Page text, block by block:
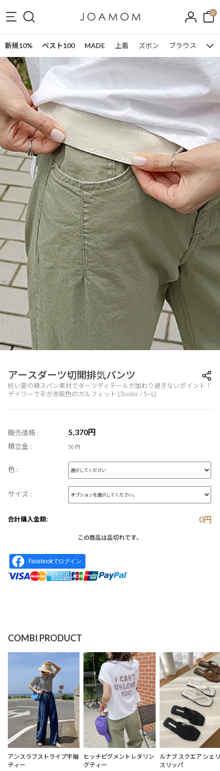
0
新規10% ベスト100 MADE 上着 ズボン ブラウス ワ
アースダーツ切開排気パンツ
軽い夏の綿スパン素材でダーツディテールが加わり過ぎないポイント！
デイリーで手が赤紫色のガルフィット (3color / S~L)
販売価格 : 5,370円
積立金 : 50 円
色 :
サイズ :
合計購入金額: 0円
この商品は品切れです。
Facebookでログイン
COMBI PRODUCT
アンスラブストライプ半袖
ティー
ヒッチピグメントレタリン
グティー
ルナブ スクエア シェ
スリッパ